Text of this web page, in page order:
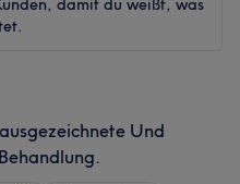
damit du weißt, was
Und